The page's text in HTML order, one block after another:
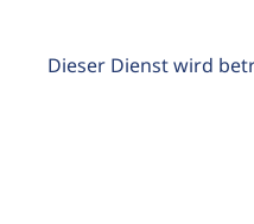
Dieser Dienst wird